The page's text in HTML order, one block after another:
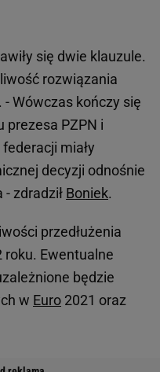
się dwie klauzule.
rozwiązania
Wówczas kończy się
prezesa PZPN i
miały
decyzji odnośnie
zdradził Boniek.
przedłużenia
roku. Ewentualne
będzie
w Euro 2021 oraz